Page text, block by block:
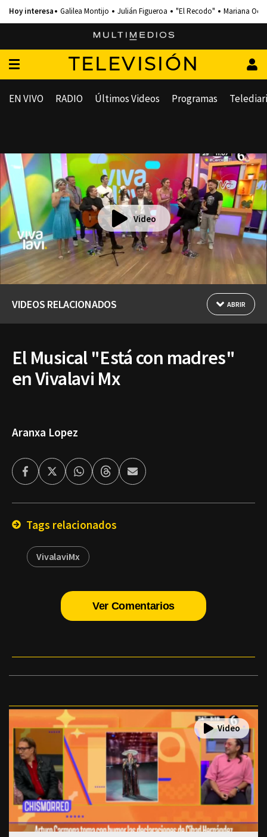
Galilea Montijo Julián Figueroa "El Recodo" Mariana
TELEVISIÓN
EN VIVO RADIO Últimos Videos Programas
Video
VIDEOS RELACIONADOS ABRIR
El Musical "Está con madres"
en Vivalavi Mx
Aranxa Lopez
FacebookTwitterWhatsappThreadsEnviar
por
Tags relacionados
VivalaviMx
Ver Comentarios